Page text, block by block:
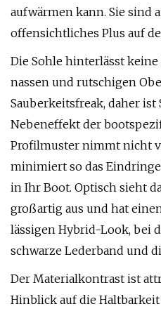
aufwärmen kann. Sie sind
offensichtliches Plus auf
Die Sohle hinterlässt
nassen und rutschigen
Sauberkeitsfreak, daher ist
Nebeneffekt der
Profilmuster nimmt nicht
minimiert so das
in Ihr Boot. Optisch sieht
großartig aus und hat
lässigen Hybrid-Look, bei
schwarze Lederband und
Der Materialkontrast ist
Hinblick auf die